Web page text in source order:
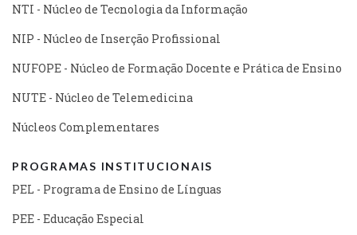
NTI - Núcleo de Tecnologia da Informação
NIP - Núcleo de Inserção Profissional
NUFOPE - Núcleo de Formação Docente e Prática de Ensino
NUTE - Núcleo de Telemedicina
Núcleos Complementares
PROGRAMAS INSTITUCIONAIS
PEL - Programa de Ensino de Línguas
PEE - Educação Especial